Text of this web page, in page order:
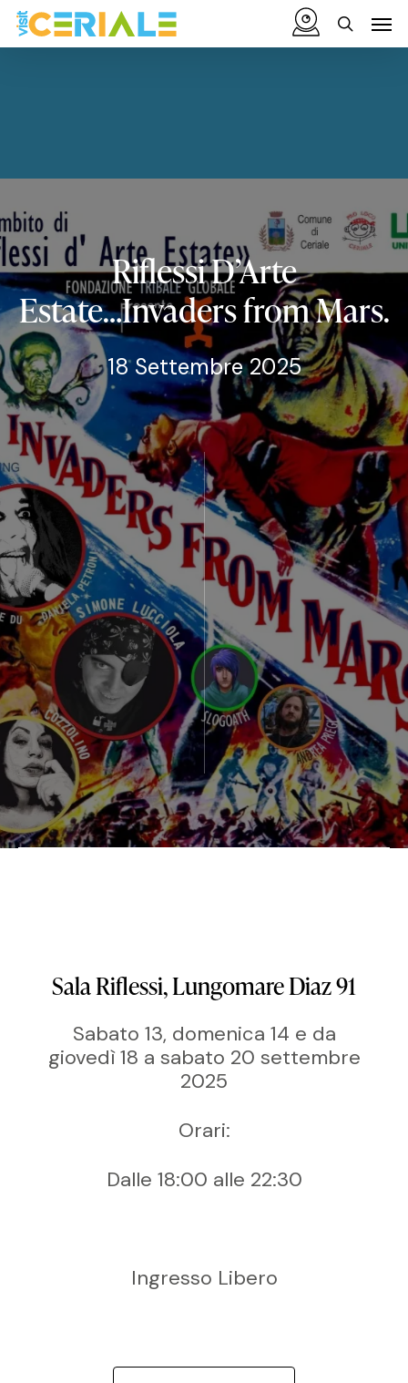
Vai
contenuto
RiflessiD’Arte
Estate…InvadersfromMars.
18 Settembre 2025
Sala Riflessi, Lungomare Diaz 91
Sabato 13, domenica 14 e da
giovedì 18 a sabato 20 settembre
2025
Orari:
Dalle 18:00 alle 22:30
Ingresso Libero